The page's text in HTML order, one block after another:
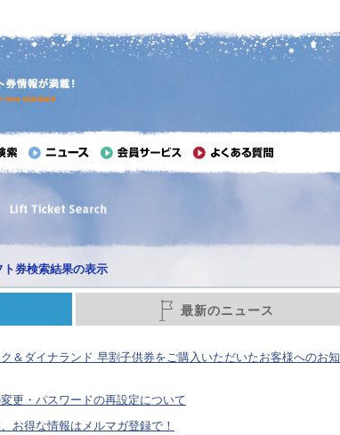
ト券検索結果の表示
最新のニュース
ク＆ダイナランド 早割子供券をご購入いただいたお客様へのお知
更・パスワードの再設定について
お得な情報はメルマガ登録で！